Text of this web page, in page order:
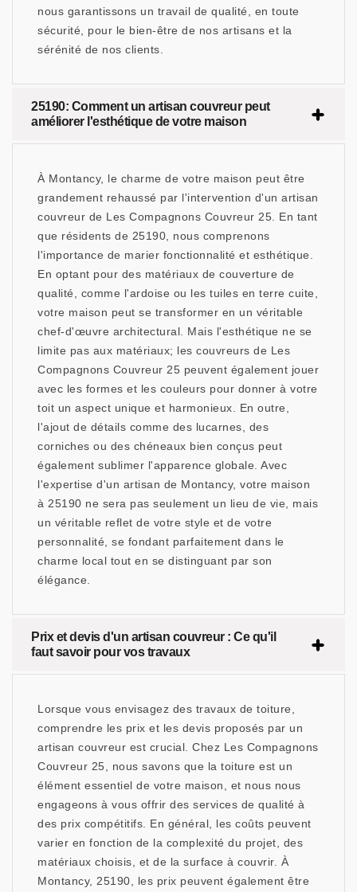
nous garantissons un travail de qualité, en toute
sécurité, pour le bien-être de nos artisans et la
sérénité de nos clients.
25190: Comment un artisan couvreur peut
améliorer l'esthétique de votre maison
À Montancy, le charme de votre maison peut être
grandement rehaussé par l'intervention d'un artisan
couvreur de Les Compagnons Couvreur 25. En tant
que résidents de 25190, nous comprenons
l'importance de marier fonctionnalité et esthétique.
En optant pour des matériaux de couverture de
qualité, comme l'ardoise ou les tuiles en terre cuite,
votre maison peut se transformer en un véritable
chef-d'œuvre architectural. Mais l'esthétique ne se
limite pas aux matériaux; les couvreurs de Les
Compagnons Couvreur 25 peuvent également jouer
avec les formes et les couleurs pour donner à votre
toit un aspect unique et harmonieux. En outre,
l'ajout de détails comme des lucarnes, des
corniches ou des chéneaux bien conçus peut
également sublimer l'apparence globale. Avec
l'expertise d'un artisan de Montancy, votre maison
à 25190 ne sera pas seulement un lieu de vie, mais
un véritable reflet de votre style et de votre
personnalité, se fondant parfaitement dans le
charme local tout en se distinguant par son
élégance.
Prix et devis d'un artisan couvreur : Ce qu'il
faut savoir pour vos travaux
Lorsque vous envisagez des travaux de toiture,
comprendre les prix et les devis proposés par un
artisan couvreur est crucial. Chez Les Compagnons
Couvreur 25, nous savons que la toiture est un
élément essentiel de votre maison, et nous nous
engageons à vous offrir des services de qualité à
des prix compétitifs. En général, les coûts peuvent
varier en fonction de la complexité du projet, des
matériaux choisis, et de la surface à couvrir. À
Montancy, 25190, les prix peuvent également être